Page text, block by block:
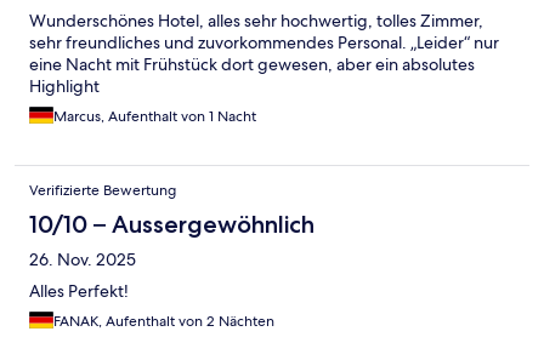
Wunderschönes Hotel, alles sehr hochwertig, tolles Zimmer,
sehr freundliches und zuvorkommendes Personal. „Leider“ nur
eine Nacht mit Frühstück dort gewesen, aber ein absolutes
Highlight
Marcus, Aufenthalt von 1 Nacht
Verifizierte Bewertung
10/10 – Aussergewöhnlich
26. Nov. 2025
Alles Perfekt!
FANAK, Aufenthalt von 2 Nächten